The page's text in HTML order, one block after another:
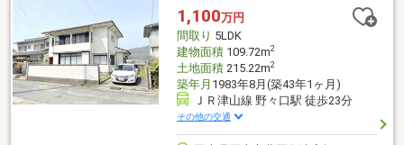
相談ください！お問い合わせは【086-250-9005】または資料請
求・来場予約ボタンから。* *☆* *☆* *☆* *☆* *☆* *
1,100万円
間取り 5LDK
建物面積109.72m2
土地面積215.22m2
築年月 1983年8月(築43年1ヶ月)
ＪＲ津山線 野々口駅 徒歩23分
その他の交通